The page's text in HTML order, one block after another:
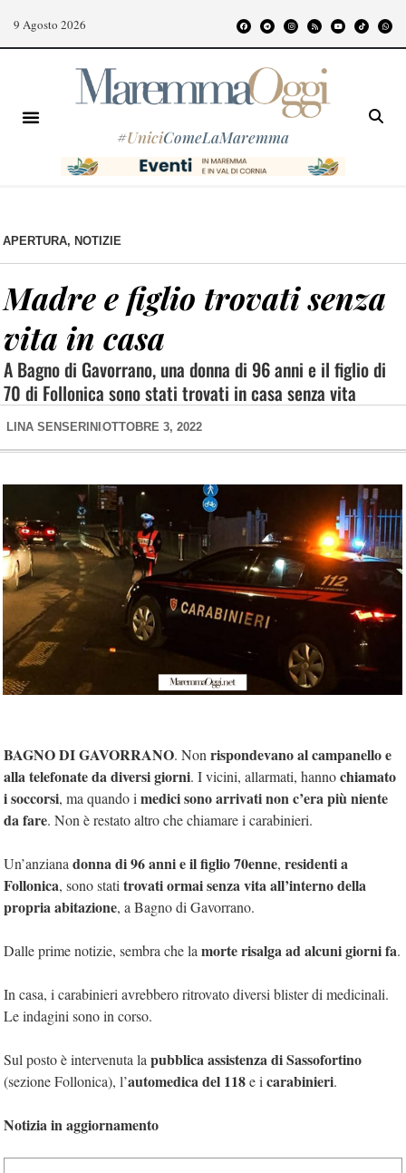
9 Agosto 2026
#UniciComeLaMaremma
APERTURA, NOTIZIE
Madre e figlio trovati senza
vita in casa
A Bagno di Gavorrano, una donna di 96 anni e il figlio di
70 di Follonica sono stati trovati in casa senza vita
LINA SENSERINI OTTOBRE 3, 2022
BAGNO DI GAVORRANO. Non rispondevano al campanello e
alla telefonate da diversi giorni. I vicini, allarmati, hannochiamato
i soccorsi, ma quando i medici sono arrivati non c’era più niente
da fare. Non è restato altro che chiamare i carabinieri.
Un’anziana donna di 96 anni e il figlio 70enne, residenti a
Follonica, sono stati trovati ormai senza vita all’interno della
propria abitazione, a Bagno di Gavorrano.
Dalle prime notizie, sembra che la morte risalga ad alcuni giorni fa.
In casa, i carabinieri avrebbero ritrovato diversi blister di medicinali.
Le indagini sono in corso.
Sul posto è intervenuta la pubblica assistenza di Sassofortino
(sezione Follonica), l’automedica del 118e i carabinieri.
Notizia in aggiornamento